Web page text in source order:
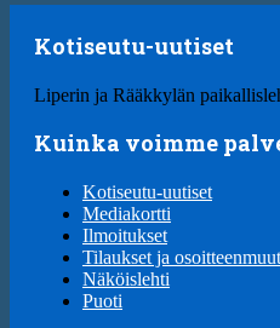
Kotiseutu-uutiset
Liperin ja Rääkkylän
Kuinka voimme
Kotiseutu-uutiset
Mediakortti
Ilmoitukset
Tilaukset ja
Näköislehti
Puoti